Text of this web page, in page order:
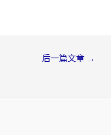
后一篇文章 →